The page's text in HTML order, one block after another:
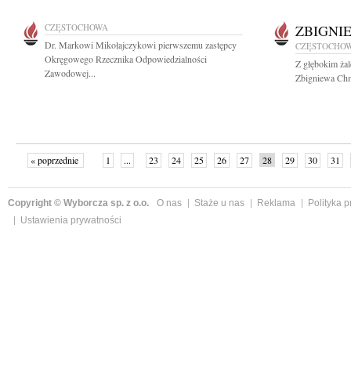
CZĘSTOCHOWA
Dr. Markowi Mikołajczykowi pierwszemu zastępcy
Okręgowego Rzecznika Odpowiedzialności
Zawodowej...
Z głębokim
Zbigniewa
« poprzednie 1 ... 23 24 25 26 27 28 29 30
31
Copyright © Wyborcza sp. z o.o. O nas Staże u nas Reklama
Polityka
Ustawienia prywatności